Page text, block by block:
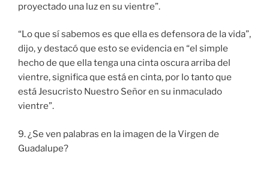
proyectado una luz en su vientre”.
“Lo que sí sabemos es que ella es defensora de la vida”,
dijo, y destacó que esto se evidencia en “el simple
hecho de que ella tenga una cinta oscura arriba del
vientre, significa que está en cinta, por lo tanto que
está Jesucristo Nuestro Señor en su inmaculado
vientre”.
9. ¿Se ven palabras en la imagen de la Virgen de
Guadalupe?